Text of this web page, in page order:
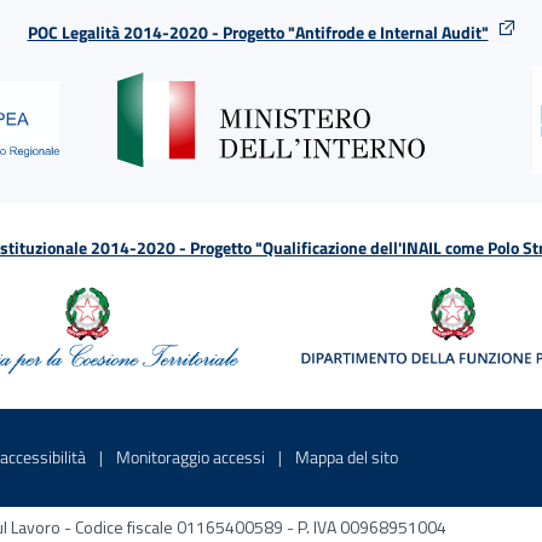
POC Legalità 2014-2020 - Progetto "Antifrode e Internal Audit"
2014-2020 - Progetto "Qualificazione dell'INAIL come Polo
una nuova finestraSito interno - Apre in una nuova finestra
Monitoraggio accessi Sito interno - Apre in una nuova
Mappa del sitoSito interno - Apre
- Codice fiscale 01165400589 - P. IVA 00968951004